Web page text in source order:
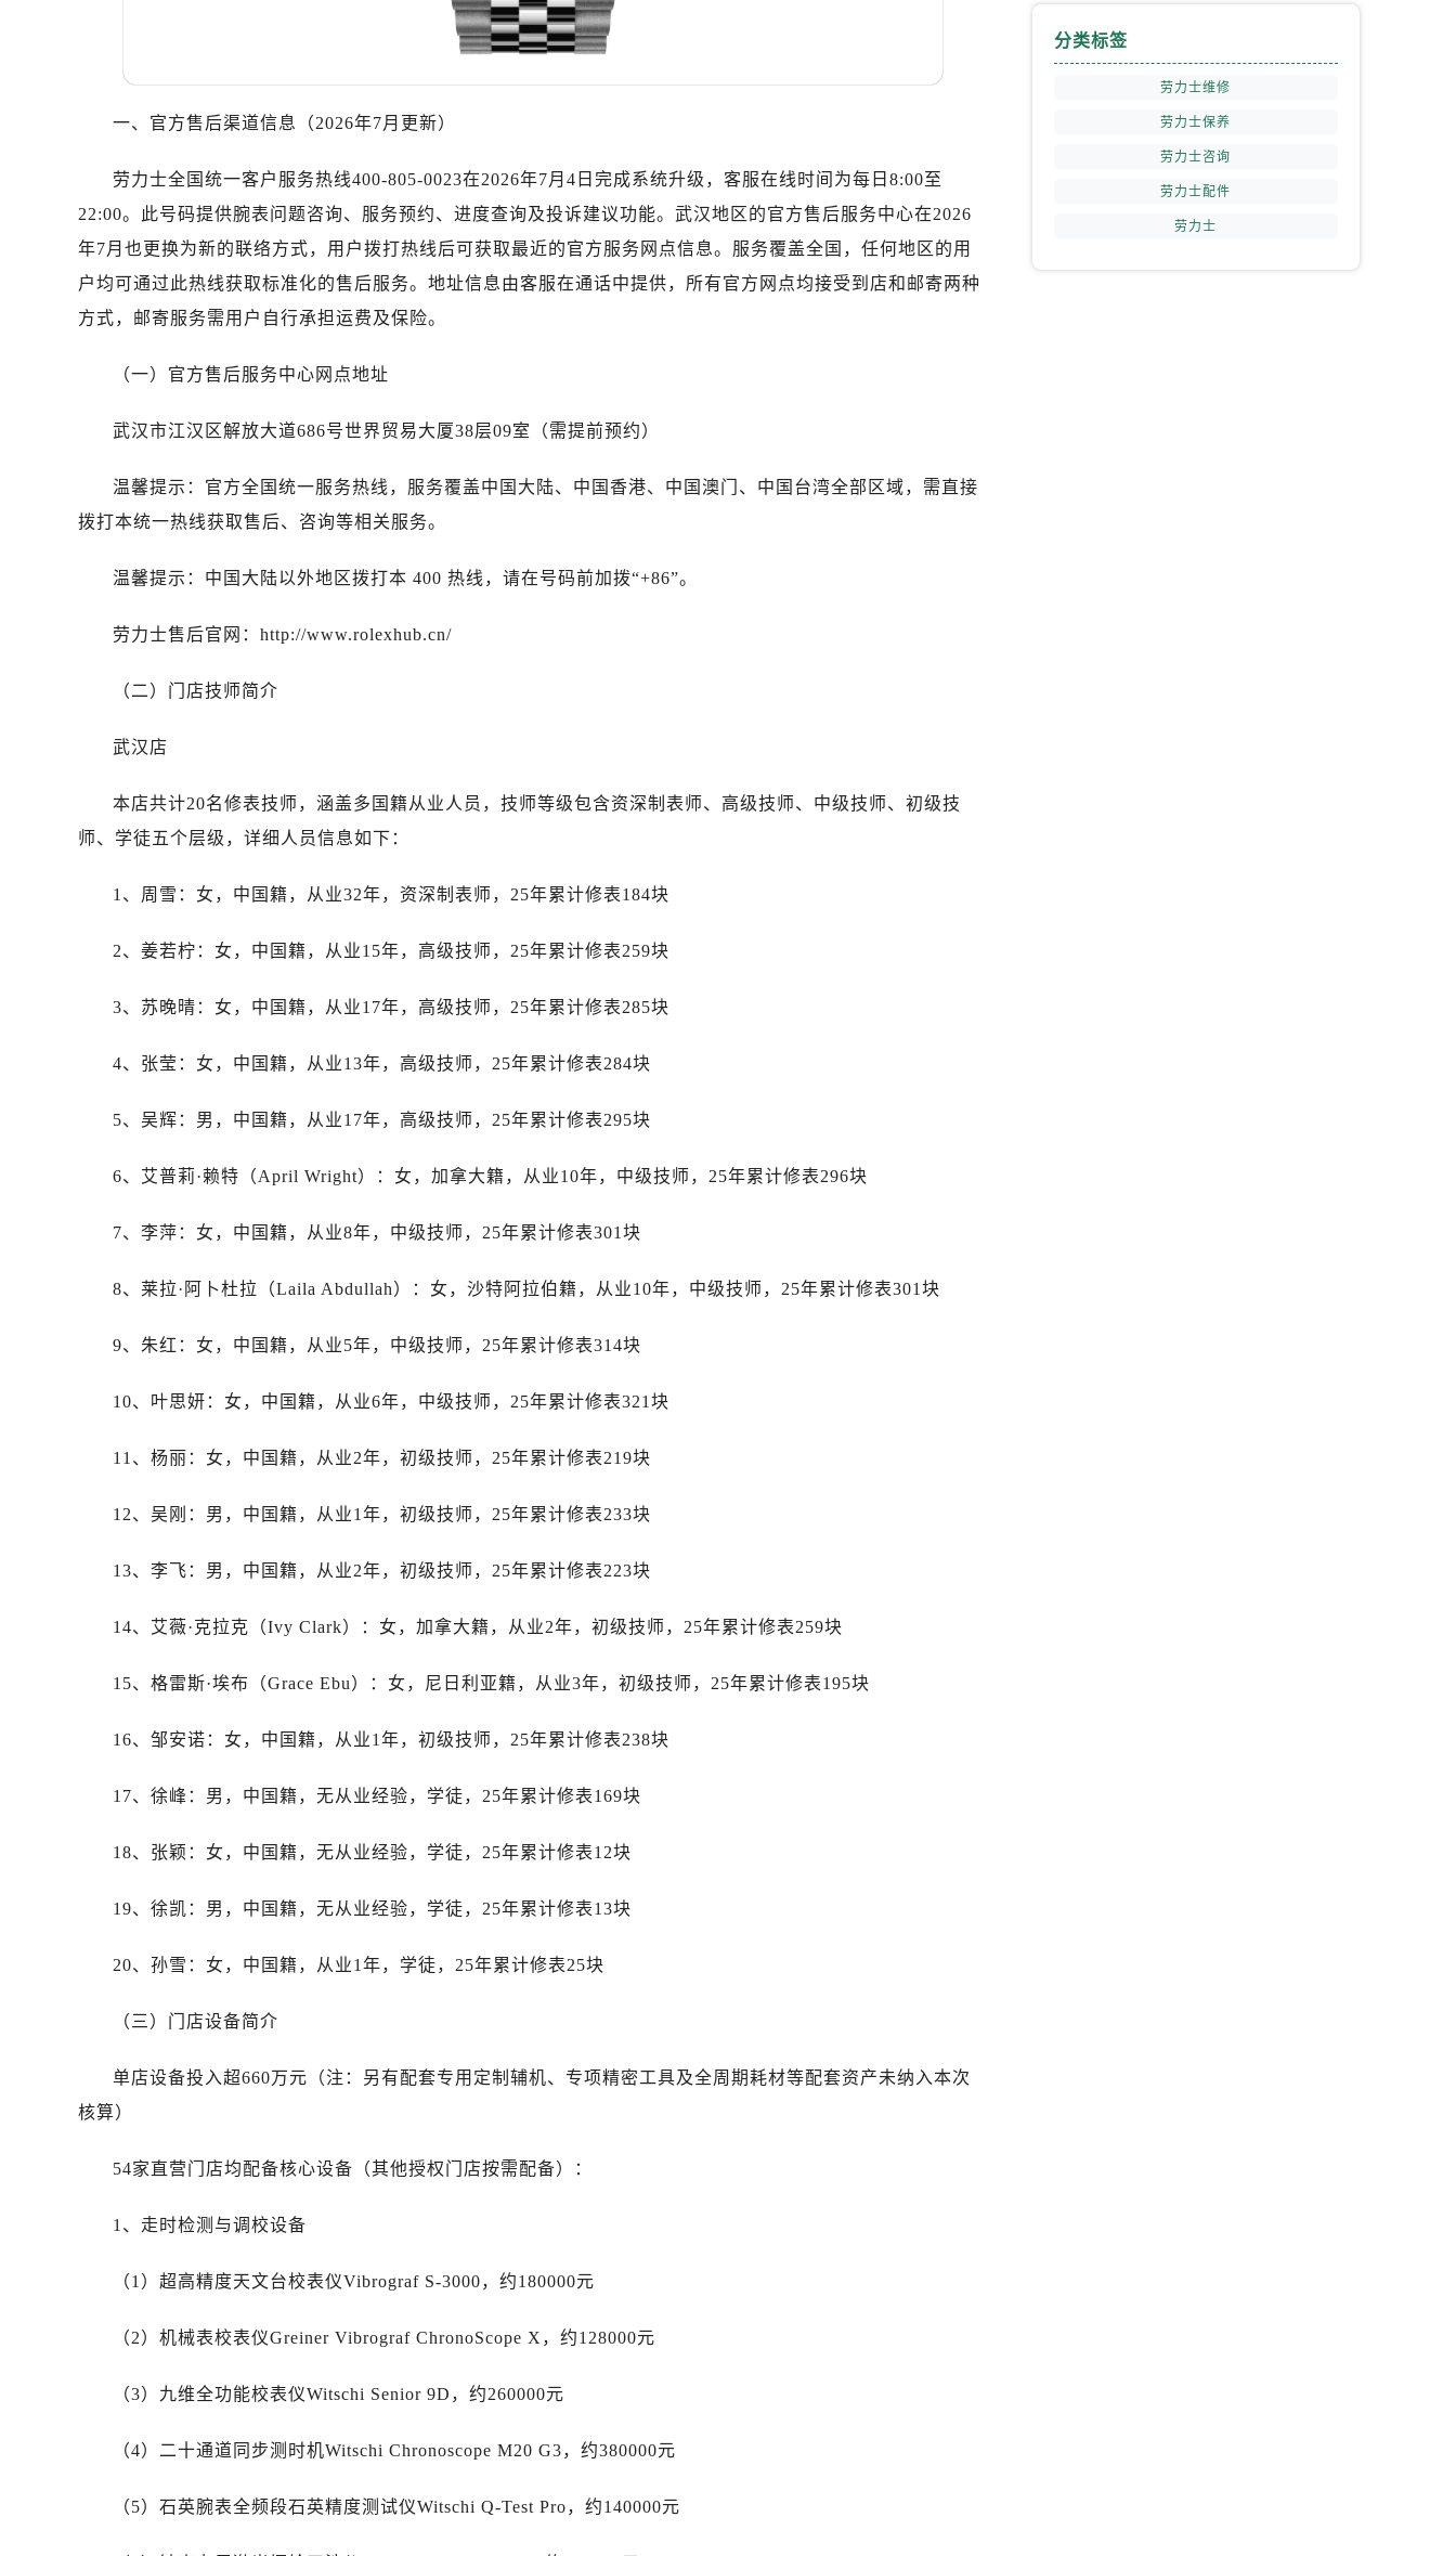
石家庄市长安区中山东路39号勒泰中心写字楼B座13层07室（需提前预约）
西安市碑林区南关正街88号华侨城长安国际中心E座6楼10室（需提前预约）
台州市椒江区东海大道1800号腾达中心东1幢20楼2002室（需提前预约）
内蒙古自治区呼和浩特市玉泉区大学西街70号华润万象城写字楼（鄂尔多斯大厦）23层2326室（需提前预约）
黑龙江省大庆市萨尔图区会战大街劳力士售后服务中心（需提前预约）
黑龙江省鹤岗市向阳区红军路劳力士售后服务中心（需提前预约）
黑龙江省黑河市爱辉区中央街劳力士售后服务中心（需提前预约）
黑龙江省鸡西市鸡冠区红军路劳力士售后服务中心（需提前预约）
黑龙江省牡丹江市东安区太平路劳力士售后服务中心（需提前预约）
黑龙江省齐齐哈尔市龙沙区龙华路劳力士售后服务中心（需提前预约）
黑龙江省绥化市北林区新华街与康庄路交叉口劳力士售后服务中心（需提前预约）
黑龙江省伊春市伊美区通河路劳力士售后服务中心（需提前预约）
吉林省白山市浑江区浑江大街劳力士售后服务中心（需提前预约）
吉林省吉林市船营区河南街劳力士售后服务中心（需提前预约）
吉林省梅河口市新华街道梅河大街劳力士售后服务中心（需提前预约）
吉林省延边市延吉市解放路劳力士售后服务中心（需提前预约）
辽宁省鞍山市铁东区站前街劳力士售后服务中心（需提前预约）
辽宁省朝阳市双塔区新华路劳力士售后服务中心（需提前预约）
辽宁省抚顺市新抚区东一路劳力士售后服务中心（需提前预约）
辽宁省葫芦岛市连山区中央路劳力士售后服务中心（需提前预约）
辽宁省辽阳市白塔区新运大街劳力士售后服务中心（需提前预约）
辽宁省盘锦市兴隆台区石油大街劳力士售后服务中心（需提前预约）
辽宁省营口市站前区市府路与渤海大街交叉口劳力士售后服务中心（需提前预约）
辽宁省沈阳市沈河区中街路83号亨得利名表维修授权店1楼劳力士售后服务中心（需提前预约）
北京市东城区东长安街1号王府井东方广场W3座6层602室劳力士售后服务中心（需提前预约）
内蒙古自治区阿拉善盟市左旗土尔扈特大街劳力士售后服务中心（需提前预约）
内蒙古自治区包头市青山区幸福路甲3号王府井百货名表维修劳力士售后服务中心（需提前预约）
内蒙古自治区鄂尔多斯市东胜区伊金霍洛街劳力士售后服务中心（需提前预约）
内蒙古自治区呼伦贝尔市海拉尔区中央街劳力士售后服务中心（需提前预约）
内蒙古自治区乌海市海勃湾区人民南路劳力士售后服务中心（需提前预约）
内蒙古自治区锡林郭勒盟市锡林浩特市光明街与额尔敦路交叉口劳力士售后服务中心（需提前预约）
山西省大同市平城区迎宾街劳力士售后服务中心（需提前预约）
山西省晋中市榆次区顺城街劳力士售后服务中心（需提前预约）
山西省吕梁市离石区永宁中路与建设街交叉口劳力士售后服务中心（需提前预约）
山西省忻州市忻府区和平东街与七一南路交叉口劳力士售后服务中心（需提前预约）
山西省阳泉市郊区平阳东街与新城大道交叉口劳力士售后服务中心（需提前预约）
山西省长治市潞州区英雄中路劳力士售后服务中心（需提前预约）
天津市和平区赤峰道136号天津国际金融中心26层2603室劳力士售后服务中心（需提前预约）
安徽省蚌埠市蚌山区淮河路劳力士售后服务中心（需提前预约）
安徽省滁州市琅琊区南谯北路劳力士售后服务中心（需提前预约）
安徽省淮北市相山区淮海路劳力士售后服务中心（需提前预约）
安徽省黄山市屯溪区黄山西路劳力士售后服务中心（需提前预约）
安徽省马鞍山市雨山区湖南西路劳力士售后服务中心（需提前预约）
安徽省宿州市埇桥区人民中路劳力士售后服务中心（需提前预约）
安徽省芜湖市镜湖区中山路步行街劳力士售后服务中心（需提前预约）
福建省龙岩市新罗区九一南路劳力士售后服务中心（需提前预约）
一、官方售后渠道信息（2026年7月更新）
劳力士全国统一客户服务热线400-805-0023在2026年7月4日完成系统升级，客服在线时间为每日8:00至
22:00。此号码提供腕表问题咨询、服务预约、进度查询及投诉建议功能。武汉地区的官方售后服务中心在2026
年7月也更换为新的联络方式，用户拨打热线后可获取最近的官方服务网点信息。服务覆盖全国，任何地区的用
户均可通过此热线获取标准化的售后服务。地址信息由客服在通话中提供，所有官方网点均接受到店和邮寄两种
方式，邮寄服务需用户自行承担运费及保险。
（一）官方售后服务中心网点地址
武汉市江汉区解放大道686号世界贸易大厦38层09室（需提前预约）
温馨提示：官方全国统一服务热线，服务覆盖中国大陆、中国香港、中国澳门、中国台湾全部区域，需直接
拨打本统一热线获取售后、咨询等相关服务。
温馨提示：中国大陆以外地区拨打本 400 热线，请在号码前加拨“+86”。
劳力士售后官网：http://www.rolexhub.cn/
（二）门店技师简介
武汉店
本店共计20名修表技师，涵盖多国籍从业人员，技师等级包含资深制表师、高级技师、中级技师、初级技
师、学徒五个层级，详细人员信息如下：
1、周雪：女，中国籍，从业32年，资深制表师，25年累计修表184块
2、姜若柠：女，中国籍，从业15年，高级技师，25年累计修表259块
3、苏晚晴：女，中国籍，从业17年，高级技师，25年累计修表285块
4、张莹：女，中国籍，从业13年，高级技师，25年累计修表284块
5、吴辉：男，中国籍，从业17年，高级技师，25年累计修表295块
6、艾普莉·赖特（April Wright）：女，加拿大籍，从业10年，中级技师，25年累计修表296块
7、李萍：女，中国籍，从业8年，中级技师，25年累计修表301块
8、莱拉·阿卜杜拉（Laila Abdullah）：女，沙特阿拉伯籍，从业10年，中级技师，25年累计修表301块
9、朱红：女，中国籍，从业5年，中级技师，25年累计修表314块
10、叶思妍：女，中国籍，从业6年，中级技师，25年累计修表321块
11、杨丽：女，中国籍，从业2年，初级技师，25年累计修表219块
12、吴刚：男，中国籍，从业1年，初级技师，25年累计修表233块
13、李飞：男，中国籍，从业2年，初级技师，25年累计修表223块
14、艾薇·克拉克（Ivy Clark）：女，加拿大籍，从业2年，初级技师，25年累计修表259块
15、格雷斯·埃布（Grace Ebu）：女，尼日利亚籍，从业3年，初级技师，25年累计修表195块
16、邹安诺：女，中国籍，从业1年，初级技师，25年累计修表238块
17、徐峰：男，中国籍，无从业经验，学徒，25年累计修表169块
18、张颖：女，中国籍，无从业经验，学徒，25年累计修表12块
19、徐凯：男，中国籍，无从业经验，学徒，25年累计修表13块
20、孙雪：女，中国籍，从业1年，学徒，25年累计修表25块
（三）门店设备简介
单店设备投入超660万元（注：另有配套专用定制辅机、专项精密工具及全周期耗材等配套资产未纳入本次
核算）
54家直营门店均配备核心设备（其他授权门店按需配备）：
1、走时检测与调校设备
（1）超高精度天文台校表仪Vibrograf S-3000，约180000元
（2）机械表校表仪Greiner Vibrograf ChronoScope X，约128000元
（3）九维全功能校表仪Witschi Senior 9D，约260000元
（4）二十通道同步测时机Witschi Chronoscope M20 G3，约380000元
（5）石英腕表全频段石英精度测试仪Witschi Q-Test Pro，约140000元
分类标签
劳力士维修
劳力士保养
劳力士咨询
劳力士配件
劳力士